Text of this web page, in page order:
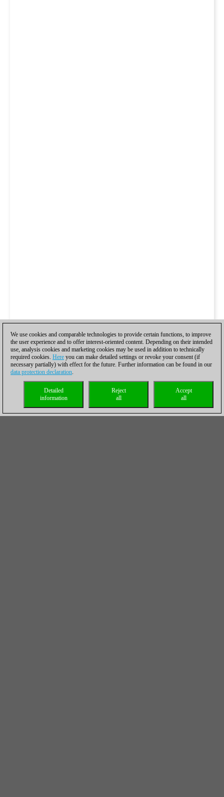
We use cookies and comparable technologies to provide certain functions, to improve
the user experience and to offer interest-oriented content. Depending on their intended
use, analysis cookies and marketing cookies may be used in addition to technically
required cookies. Here you can make detailed settings or revoke your consent (if
necessary partially) with effect for the future. Further information can be found in our
data protection declaration.
Accept
all
Reject
all
Detailed
information